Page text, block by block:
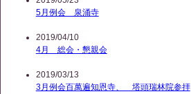
5月例会 泉涌寺
2019/04/10
4月 総会・懇親会
2019/03/13
3月例会百萬遍知恩寺、 塔頭瑞林院参拝